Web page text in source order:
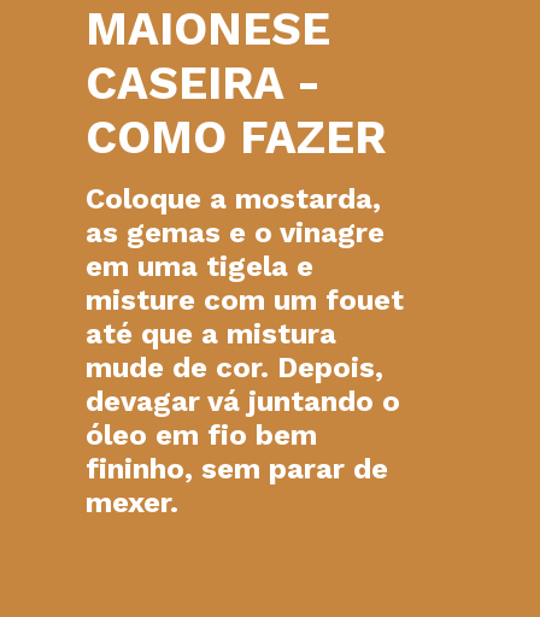
MAIONESE
CASEIRA -
COMO FAZER
Coloque a mostarda,
as gemas e o vinagre
em uma tigela e
misture com um fouet
até que a mistura
mude de cor. Depois,
devagar vá juntando o
óleo em fio bem
fininho, sem parar de
mexer.